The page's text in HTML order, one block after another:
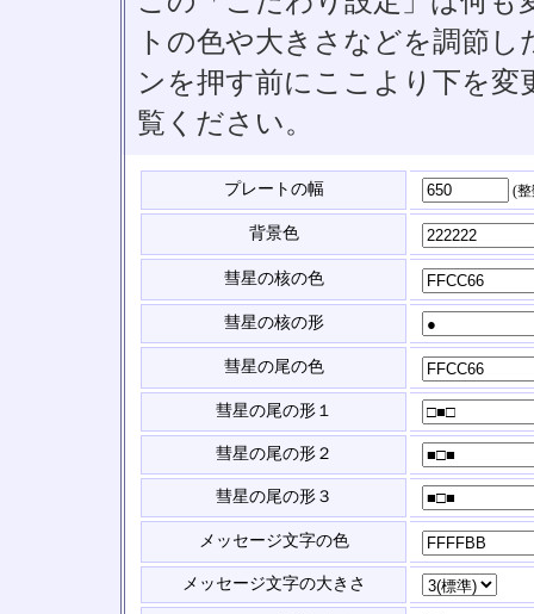
トの色や大きさなどを調節
ンを押す前にここより下を
覧ください。
プレートの幅 (
背景色
彗星の核の色
彗星の核の形
彗星の尾の色
彗星の尾の形１
彗星の尾の形２
彗星の尾の形３
メッセージ文字の色
メッセージ文字の大きさ